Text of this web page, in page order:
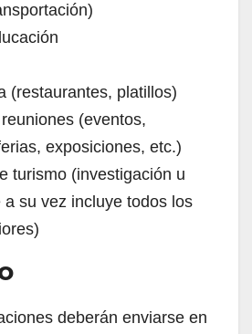
(restaurantes, platillos)
(eventos,
exposiciones, etc.)
turismo (investigación u
a su vez incluye todos los
deberán enviarse en